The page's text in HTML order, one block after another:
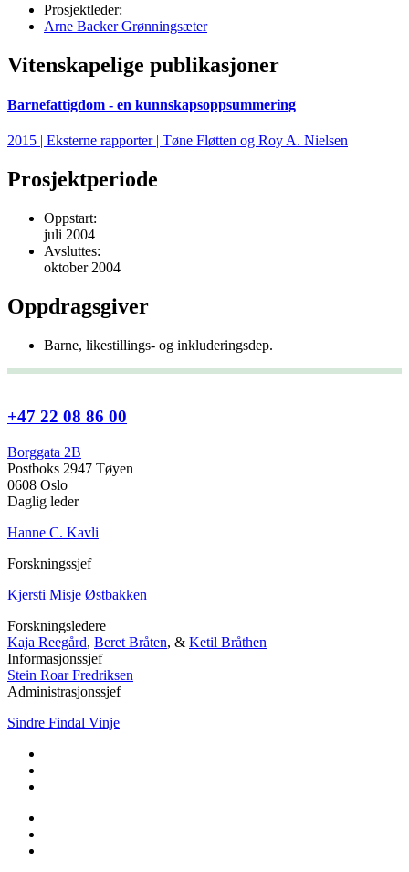
Prosjektleder:
Arne Backer Grønningsæter
Vitenskapelige publikasjoner
Barnefattigdom - en kunnskapsoppsummering
2015 | Eksterne rapporter | Tøne Fløtten og Roy A. Nielsen
Prosjektperiode
Oppstart:
juli 2004
Avsluttes:
oktober 2004
Oppdragsgiver
Barne, likestillings- og inkluderingsdep.
+47 22 08 86 00
Borggata 2B
Postboks 2947 Tøyen
0608 Oslo
Daglig leder
Hanne C. Kavli
Forskningssjef
Kjersti Misje Østbakken
Forskningsledere
Kaja Reegård, Beret Bråten, & Ketil Bråthen
Informasjonssjef
Stein Roar Fredriksen
Administrasjonssjef
Sindre Findal Vinje